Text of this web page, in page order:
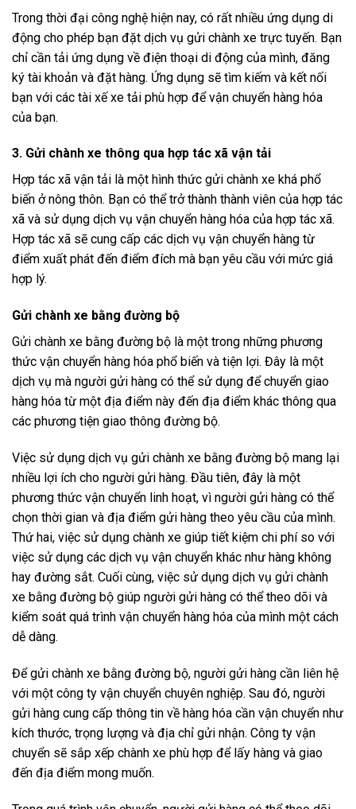
Trong thời đại công nghệ hiện nay, có rất nhiều ứng dụng di
động cho phép bạn đặt dịch vụ gửi chành xe trực tuyến. Bạn
chỉ cần tải ứng dụng về điện thoại di động của mình, đăng
ký tài khoản và đặt hàng. Ứng dụng sẽ tìm kiếm và kết nối
bạn với các tài xế xe tải phù hợp để vận chuyển hàng hóa
của bạn.
3. Gửi chành xe thông qua hợp tác xã vận tải
Hợp tác xã vận tải là một hình thức gửi chành xe khá phổ
biến ở nông thôn. Bạn có thể trở thành thành viên của hợp tác
xã và sử dụng dịch vụ vận chuyển hàng hóa của hợp tác xã.
Hợp tác xã sẽ cung cấp các dịch vụ vận chuyển hàng từ
điểm xuất phát đến điểm đích mà bạn yêu cầu với mức giá
hợp lý.
Gửi chành xe bằng đường bộ
Gửi chành xe bằng đường bộ là một trong những phương
thức vận chuyển hàng hóa phổ biến và tiện lợi. Đây là một
dịch vụ mà người gửi hàng có thể sử dụng để chuyển giao
hàng hóa từ một địa điểm này đến địa điểm khác thông qua
các phương tiện giao thông đường bộ.
Việc sử dụng dịch vụ gửi chành xe bằng đường bộ mang lại
nhiều lợi ích cho người gửi hàng. Đầu tiên, đây là một
phương thức vận chuyển linh hoạt, vì người gửi hàng có thể
chọn thời gian và địa điểm gửi hàng theo yêu cầu của mình.
Thứ hai, việc sử dụng chành xe giúp tiết kiệm chi phí so với
việc sử dụng các dịch vụ vận chuyển khác như hàng không
hay đường sắt. Cuối cùng, việc sử dụng dịch vụ gửi chành
xe bằng đường bộ giúp người gửi hàng có thể theo dõi và
kiểm soát quá trình vận chuyển hàng hóa của mình một cách
dễ dàng.
Để gửi chành xe bằng đường bộ, người gửi hàng cần liên hệ
với một công ty vận chuyển chuyên nghiệp. Sau đó, người
gửi hàng cung cấp thông tin về hàng hóa cần vận chuyển như
kích thước, trọng lượng và địa chỉ gửi nhận. Công ty vận
chuyển sẽ sắp xếp chành xe phù hợp để lấy hàng và giao
đến địa điểm mong muốn.